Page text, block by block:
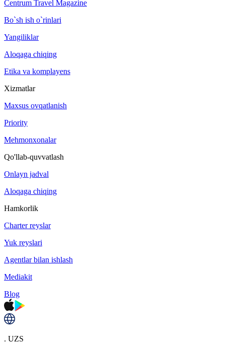
Centrum Travel Magazine
Bo`sh ish o`rinlari
Yangiliklar
Aloqaga chiqing
Etika va komplayens
Xizmatlar
Maxsus ovqatlanish
Priority
Mehmonxonalar
Qo'llab-quvvatlash
Onlayn jadval
Aloqaga chiqing
Hamkorlik
Charter reyslar
Yuk reyslari
Agentlar bilan ishlash
Mediakit
Blog
. UZS